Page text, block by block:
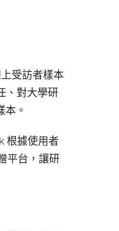
受訪者樣本
、對大學研
。
根據使用者
平台，讓研